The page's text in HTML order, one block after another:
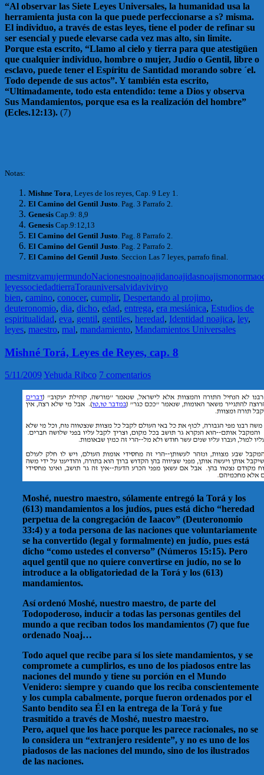
“Al observar las Siete Leyes Universales, la humanidad usa la
herramienta justa con la que puede perfeccionarse a s? misma.
El individuo, a través de estas leyes, tiene el poder de refinar su
ser esencial y puede elevarse cada vez mas alto, sin limite.
Porque esta escrito, “Llamo al cielo y tierra para que atestigüen
que cualquier individuo, hombre o mujer, Judío o Gentil, libre o
esclavo, puede tener el Espíritu de Santidad morando sobre ´el.
Todo depende de sus actos”. Y también esta escrito,
“Ultimadamente, todo esta entendido: teme a Dios y observa
Sus Mandamientos, porque esa es la realización del hombre”
(Ecles.12:13). (7)
Notas:
Mishne Tora , Leyes de los reyes, Cap. 9 Ley 1.
El Camino del Gentil Justo . Pag. 3 Parrafo 2.
Genesis Cap.9: 8,9
Genesis Cap.9:12,13
El Camino del Gentil Justo . Pag. 8 Parrafo 2.
El Camino del Gentil Justo . Pag. 2 Parrafo 2.
El Camino del Gentil Justo . Seccion Las 7 leyes, parrafo final.
mesmitzvamujermundoNacionesnoajnoajidanoajidasnoajismonorma
leyessociedadtierraTorauniversalvidaviviryo
bien, camino, conocer, cumplir, Despertando al projimo,
deuteronomio, dia, dicho, edad, entrega, era mesiánica, Estudios de
espiritualidad, eva, gentil, gentiles, heredad, Identidad noajica, ley,
leyes, maestro, mal, mandamiento, Mandamientos Universales
Mishné Torá, Leyes de Reyes, cap. 8
5/11/2009Yehuda Ribco 7 comentarios
Moshé, nuestro maestro, sólamente entregó la Torá y los
(613) mandamientos a los judíos, pues está dicho “heredad
perpetua de la congregación de Iaacov” (Deuteronomio
33:4) y a toda persona de las naciones que voluntariamente
se ha convertido (legal y formalmente) en judío, pues está
dicho “como ustedes el converso” (Números 15:15). Pero
aquel gentil que no quiere convertirse en judío, no se lo
introduce a la obligatoriedad de la Torá y los (613)
mandamientos.
Así ordenó Moshé, nuestro maestro, de parte del
Todopoderoso, inducir a todas las personas gentiles del
mundo a que reciban todos los mandamientos (7) que fue
ordenado Noaj…
Todo aquel que recibe para sí los siete mandamientos, y se
compromete a cumplirlos, es uno de los piadosos entre las
naciones del mundo y tiene su porción en el Mundo
Venidero: siempre y cuando que los reciba conscientemente
y los cumpla cabalmente, porque fueron ordenados por el
Santo bendito sea Él en la entrega de la Torá y fue
trasmitido a través de Moshé, nuestro maestro.
Pero, aquel que los hace porque les parece racionales, no se
lo considera un “extranjero residente”, y no es uno de los
piadosos de las naciones del mundo, sino de los ilustrados
de las naciones.